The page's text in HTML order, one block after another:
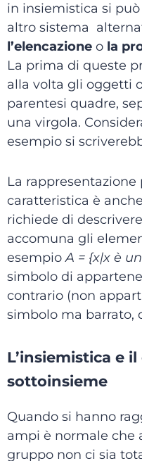
in insiemistica si
altro sistema
l’elencazione o la
La prima di queste
alla volta gli oggetti
parentesi quadre,
una virgola.
esempio si
La rappresentazione
caratteristica è
richiede di
accomuna gli
esempioA = {x|x è
simbolo di
contrario (non
simbolo ma barrato,
L’insiemistica e
sottoinsieme
Quando si hanno
ampi è normale che
gruppo non ci sia